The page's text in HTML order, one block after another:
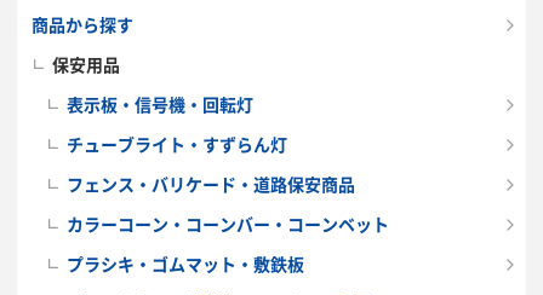
商品から探す
保安用品
表示板・信号機・回転灯
チューブライト・すずらん灯
フェンス・バリケード・道路保安商品
カラーコーン・コーンバー・コーンベット
プラシキ・ゴムマット・敷鉄板